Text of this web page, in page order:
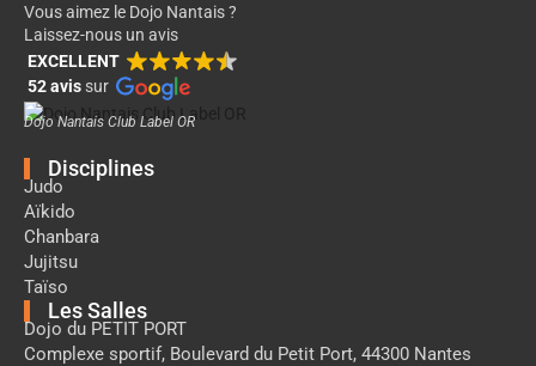
Vous aimez le Dojo Nantais ?
Laissez-nous un avis
EXCELLENT
52 avis sur
Dojo Nantais Club Label OR
Disciplines
Judo
Aïkido
Chanbara
Jujitsu
Taïso
Les Salles
Dojo du PETIT PORT
Complexe sportif, Boulevard du Petit Port, 44300 Nantes